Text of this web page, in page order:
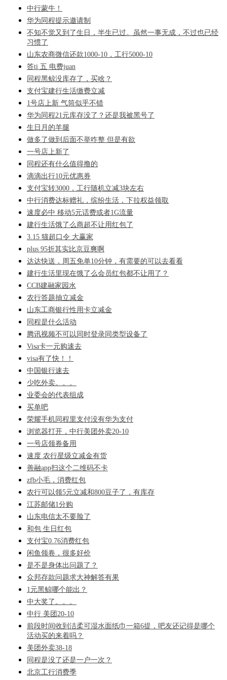
中行蒙牛！
华为同程提示邀请制
不知不觉又到了生日，半生已过。虽然一事无成，不过也已经
习惯了
山东农商微信还款1000-10，工行5000-10
答ti 五 电费juan
同程黑鲸没库存了，买啥？
支付宝建行生活缴费立减
1号店上新 气筒似乎不错
华为同程21元库存没了？还是我被黑号了
生日月的羊腿
做多了做到后面不举咋整 但是有欲
一号店上新了
同程还有什么值得撸的
滴滴出行10元优惠券
支付宝转3000，工行随机立减3块左右
中行消费达标赠礼，缤纷生活，下拉权益领取
速度必中 移动5元话费或者1G流量
建行生活饿了么商超不让用红包了
3.15 猫超口令 大赢家
plus 95折其实比京豆爽啊
达达快送，周五免单10分钟，有需要的可以去看看
建行生活里现在饿了么会员红包都不让用了？
CCB建融家园水
农行答题抽立减金
山东工商银行性用卡立减金
同程是什么活动
腾讯视频不可以同时登录同类型设备了
Visa卡一元购速去
visa有了快！！
中国银行速去
少吃外卖。。。
业委会的代表组成
买单吧
荣耀手机同程里支付没有华为支付
浏览器打开，中行美团外卖20-10
一号店领券备用
速度 农行星级立减金有货
善融app扫这个二维码不卡
zfb小毛，消费红包
农行可以领5元立减和800豆子了，有库存
江苏邮储1分购
山东电信太不要脸了
和包 生日红包
支付宝0.76消费红包
闲鱼领卷，很多好价
是不是身体出问题了？
众邦存款问题求大神解答有果
1元黑鲸哪个能出？
中大奖了。。。
中行 美团20-10
前段时间收到洁柔可湿水面纸巾一箱6提，吧友还记得是哪个
活动买的来着吗？
美团外卖38-18
同程是没了还是一户一次？
北京工行消费季